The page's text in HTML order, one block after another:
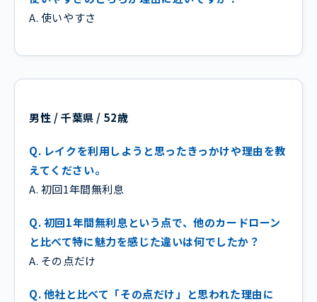
A. 使いやすさ
男性 / 千葉県 / 52歳
Q. レイクを利用しようと思ったきっかけや理由を教
えてください。
A. 初回1年間無利息
Q. 初回1年間無利息という点で、他のカードローン
と比べて特に魅力を感じた違いは何でしたか？
A. その点だけ
Q. 他社と比べて「その点だけ」と思われた理由に